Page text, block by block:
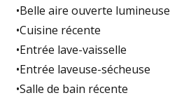
•Belle aire ouverte lumineuse
•Cuisine récente
•Entrée lave-vaisselle
•Entrée laveuse-sécheuse
•Salle de bain récente